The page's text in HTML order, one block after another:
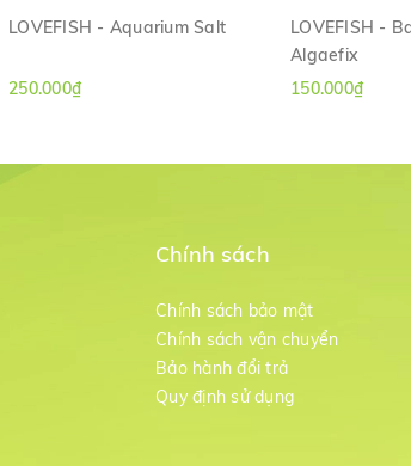
LOVEFISH - Aquarium Salt
250.000₫
LOVEFISH -
Algaefix
150.000₫
Chính sách
Chính sách bảo mật
Chính sách vận chuyển
Bảo hành đổi trả
Quy định sử dụng